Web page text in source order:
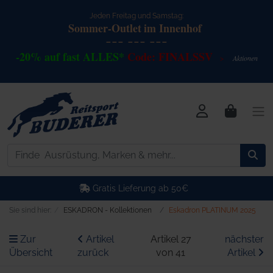
Jeden Freitag und Samstag:
Sommer-Outletim Innenhof
--- --- ---
-20% auf fast ALLES* Code: FINALSSV > Aktionen
Kostenlose Retoure
Sie sind hier: ESKADRON - Kollektionen Eskadron PLATINUM 2025
Zur
Übersicht
Artikel
zurück
Artikel 27
von 41
nächster
Artikel